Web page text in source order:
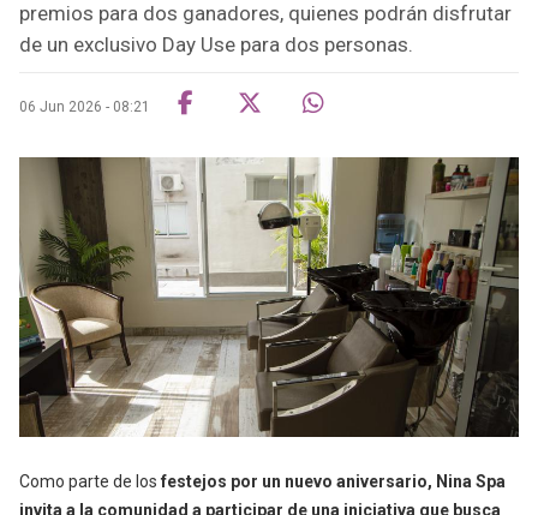
premios para dos ganadores, quienes podrán disfrutar
de un exclusivo Day Use para dos personas.
06 Jun 2026 - 08:21
Como parte de los festejos por un nuevo aniversario, Nina Spa
invita a la comunidad a participar de una iniciativa que busca